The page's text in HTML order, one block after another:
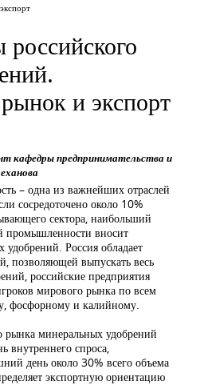
и экспорт
кафедры предпринимательства и
– одна из важнейших отраслей
сосредоточено около 10%
сектора, наибольший
промышленности вносит
Россия обладает
позволяющей выпускать весь
российские предприятия
мирового рынка по всем
фосфорному и калийному.
рынка минеральных удобрений
внутреннего спроса,
день около 30% всего объема
экспортную ориентацию